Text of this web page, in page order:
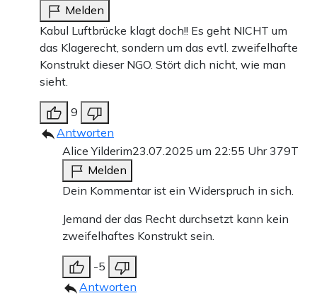
Melden
Kabul Luftbrücke klagt doch!! Es geht NICHT um
das Klagerecht, sondern um das evtl. zweifelhafte
Konstrukt dieser NGO. Stört dich nicht, wie man
sieht.
9
Antworten
Alice Yilderim23.07.2025 um 22:55 Uhr379T
Melden
Dein Kommentar ist ein Widerspruch in sich.
Jemand der das Recht durchsetzt kann kein
zweifelhaftes Konstrukt sein.
-5
Antworten